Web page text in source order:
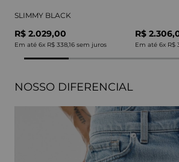
SLIMMY BLACK
R$ 2.029,00
Em até 6x R$ 338,16 sem juros
R$
Em até 6x R$
NOSSO DIFERENCIAL